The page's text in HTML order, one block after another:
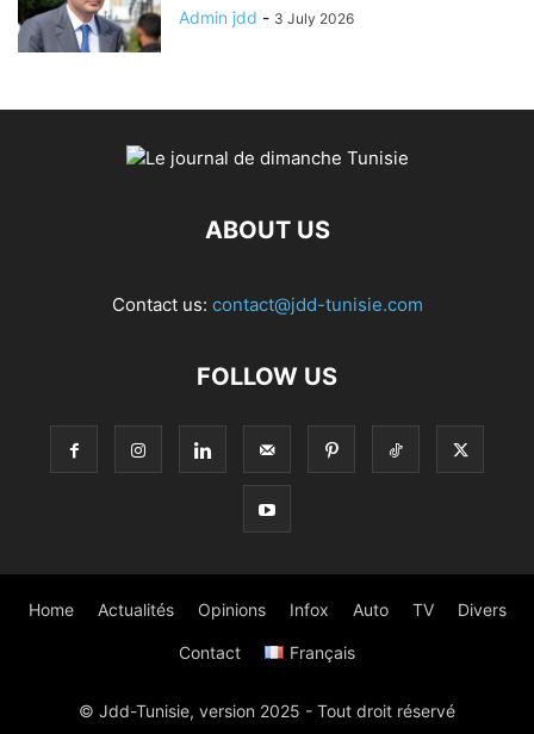
Admin jdd - 3 July 2026
ABOUT US
Contact us: contact@jdd-tunisie.com
FOLLOW US
Home Actualités Opinions Infox Auto TV Divers
Contact Français
© Jdd-Tunisie, version 2025 - Tout droit réservé